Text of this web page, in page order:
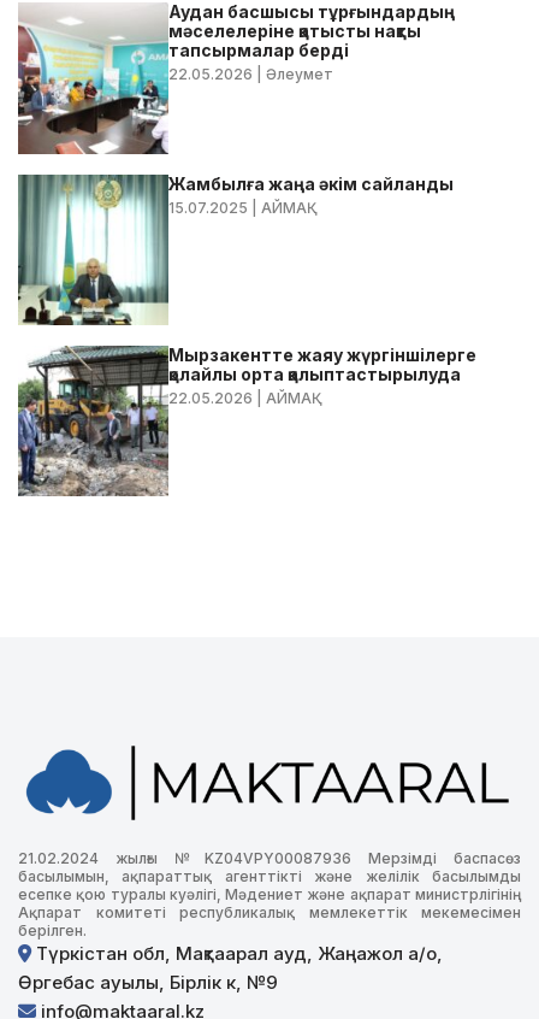
Аудан басшысы тұрғындардың
мәселелеріне қатысты нақты
тапсырмалар берді
22.05.2026 | Әлеумет
Жамбылға жаңа әкім сайланды
15.07.2025 | АЙМАҚ
Мырзакентте жаяу жүргіншілерге
қолайлы орта қалыптастырылуда
22.05.2026 | АЙМАҚ
21.02.2024 жылғы №KZ04VPY00087936 Мерзімді баспасөз
басылымын, ақпараттық агенттікті және желілік басылымды
есепке қою туралы куәлігі, Мәдениет және ақпарат министрлігінің
Ақпарат комитеті республикалық мемлекеттік мекемесімен
берілген.
Түркістан обл, Мақтаарал ауд, Жаңажол а/о,
Өргебас ауылы, Бірлік к, №9
info@maktaaral.kz